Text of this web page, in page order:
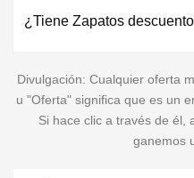
¿Tiene Zapatos
Divulgación: Cualquier oferta
u "Oferta" significa que es un
Si hace clic a través de él,
ganemos